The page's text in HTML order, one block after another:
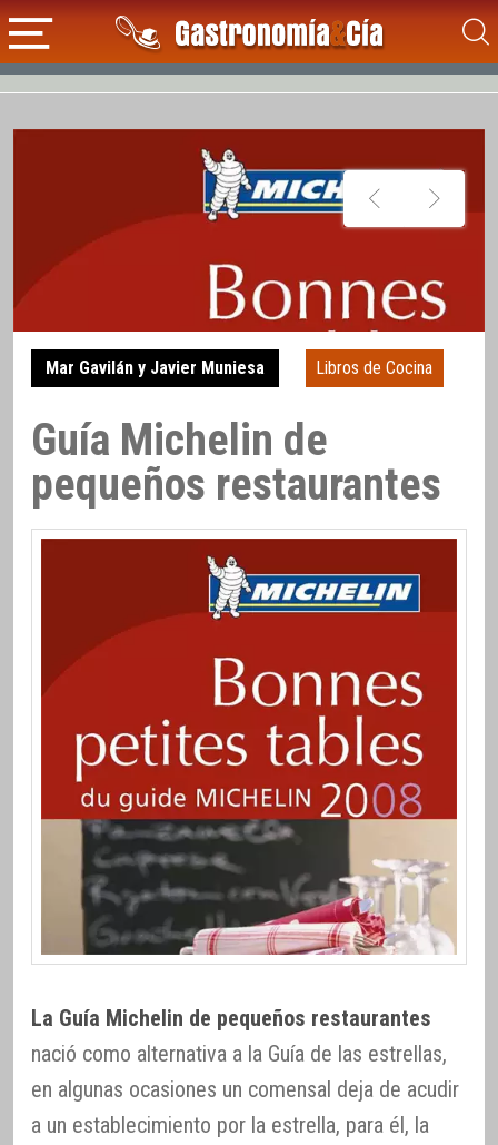
Mar Gavilán y Javier Muniesa Libros de Cocina
Guía Michelin de
pequeños restaurantes
La Guía Michelin de pequeños restaurantes
nació como alternativa a la Guía de las estrellas,
en algunas ocasiones un comensal deja de acudir
a un establecimiento por la estrella, para él, la